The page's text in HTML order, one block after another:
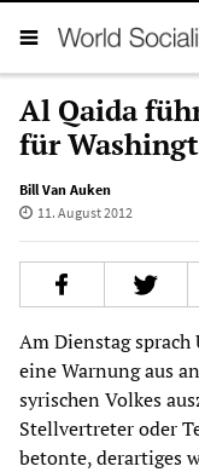
Al Qaida
für
Bill Van Auken
11. August 2012
Am Dienstag
eine Warnung aus
syrischen Volkes
Stellvertreter oder
betonte, derartiges